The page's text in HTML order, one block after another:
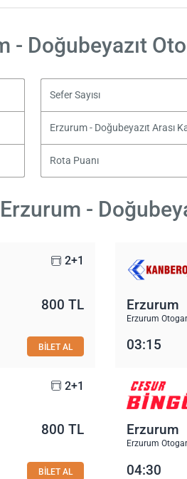
- Doğubeyazıt
Sefer Sayısı
Erzurum - Doğubeyazıt Arası
Rota Puanı
-
2+1
800 TL
BİLET AL
Erzurum
Erzurum
03:15
2+1
800 TL
BİLET AL
Erzurum
Erzurum
04:30